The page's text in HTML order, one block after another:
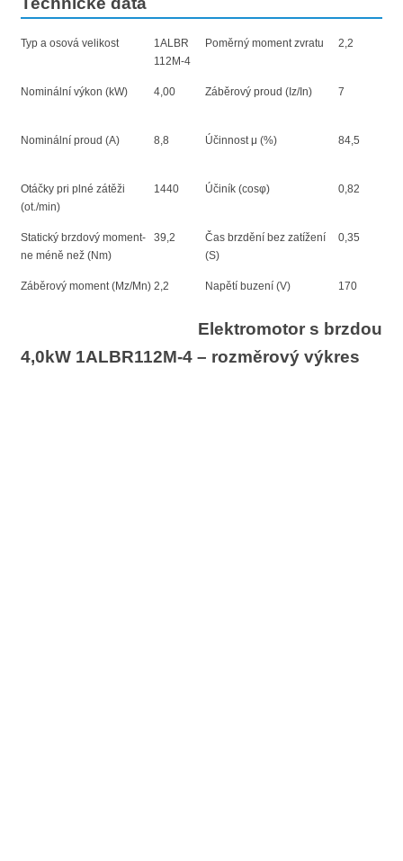
Typ a osová velikost
1ALBR
112M-4
Nominální výkon (kW) 4,00
Nominální proud (A) 8,8
Otáčky pri plné zátěži
(ot./min)
1440
Statický brzdový moment-
ne méně než (Nm)
39,2
Záběrový moment (Mz/Mn) 2,2
Poměrný moment zvratu 2,2
Záběrový proud (Iz/In) 7
Účinnost μ (%) 84,5
Účiník (cosφ) 0,82
Čas brzdění bez zatížení
(S)
0,35
Napětí buzení (V) 170
Elektromotor s brzdou
4,0kW 1ALBR112M-4 – rozměrový výkres